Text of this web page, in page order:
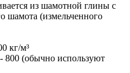
из шамотной глины с
шамота (измельченного
кг/м³
800 (обычно используют